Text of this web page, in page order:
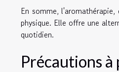
En somme,
physique. Elle offre une
quotidien.
Précautions